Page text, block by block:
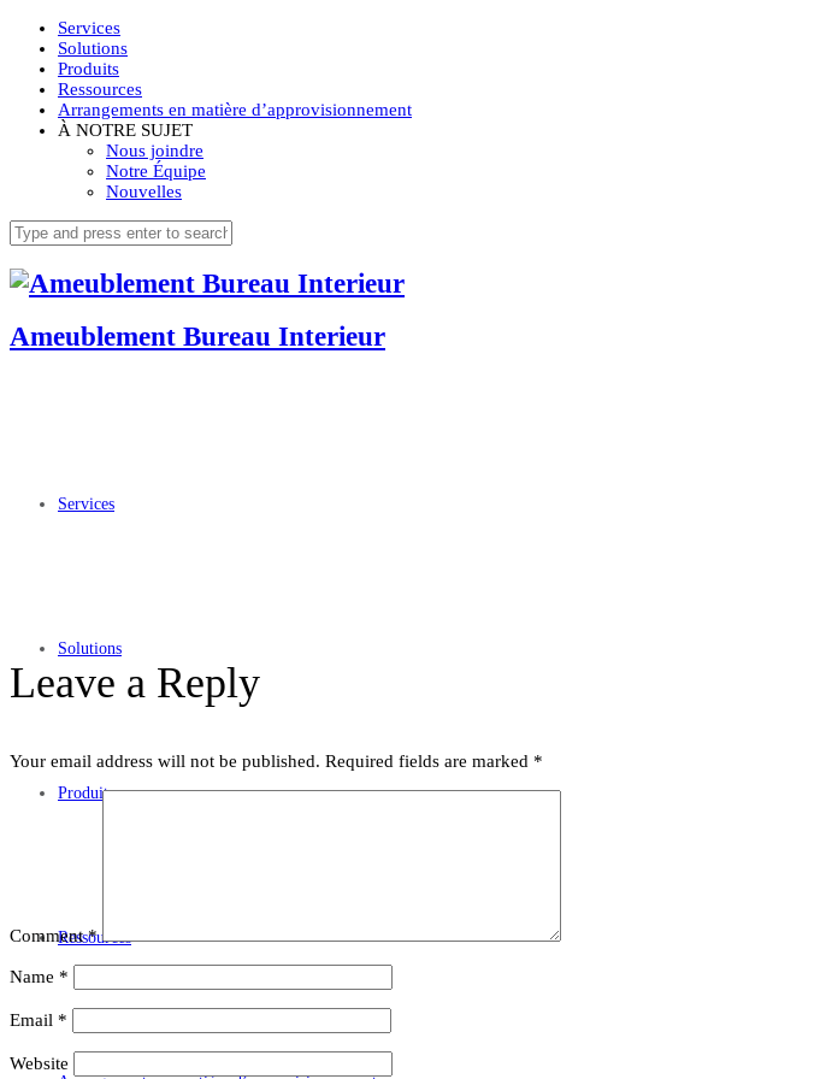
Services
Solutions
Produits
Ressources
Arrangements en matière d’approvisionnement
À NOTRE SUJET
Nous joindre
Notre Équipe
Nouvelles
Ameublement Bureau Interieur
Services
Solutions
Produits
Ressources
Leave a Reply
Your email address will not be published. Required fields are marked *
Comment*
Name *
Email *
Website